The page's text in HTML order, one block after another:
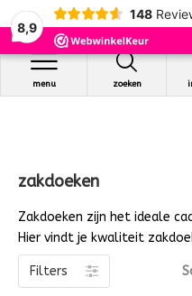
8,9
148
zoeken
menu
zakdoeken
Zakdoeken zijn het ideale
Hier vindt je kwaliteit
Filters